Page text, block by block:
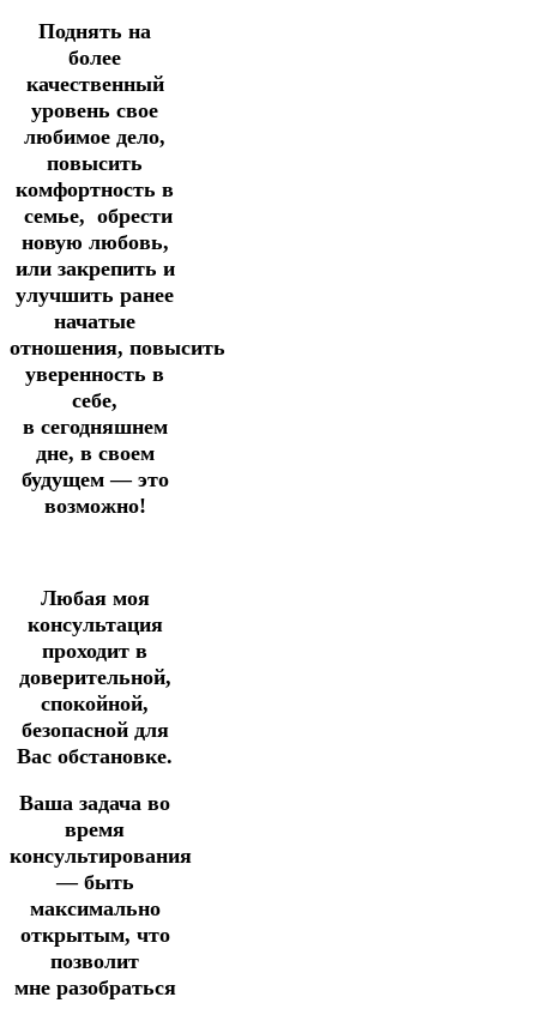
Поднять на
более
качественный
уровень свое
любимое дело,
повысить
комфортность в
семье, обрести
новую любовь,
или закрепить и
улучшить ранее
начатые
отношения, повысить
уверенность в
себе,
в сегодняшнем
дне, в своем
будущем — это
возможно!
Любая моя
консультация
проходит в
доверительной,
спокойной,
безопасной для
Вас обстановке.
Ваша задача во
время
консультирования
— быть
максимально
открытым, что
позволит
мне разобраться